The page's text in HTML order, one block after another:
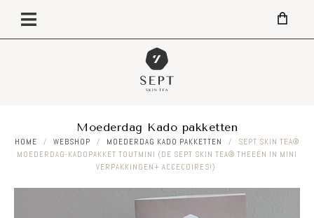
Moederdag Kado pakketten
HOME / WEBSHOP / MOEDERDAG KADO PAKKETTEN / SEPT SKIN TEA®
MOEDERDAG-KADOPAKKET TOUTMINI (DE SEPT SKIN TEA® THEEËN IN MINI
VERPAKKINGEN+ ACCECOIRES!)